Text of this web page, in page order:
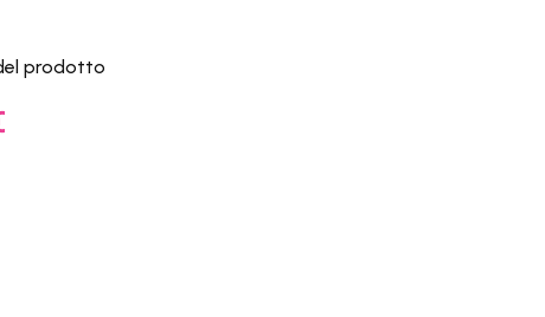
prodotto
Il
prezzo